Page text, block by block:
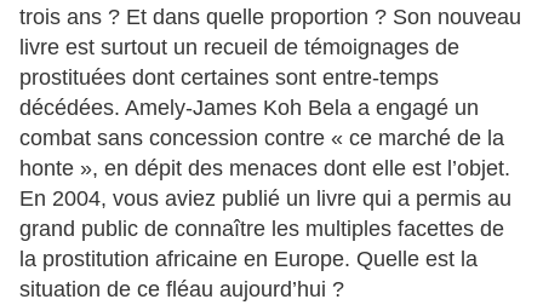
trois ans ? Et dans quelle proportion ? Son nouveau
livre est surtout un recueil de témoignages de
prostituées dont certaines sont entre-temps
décédées. Amely-James Koh Bela a engagé un
combat sans concession contre « ce marché de la
honte », en dépit des menaces dont elle est l’objet.
En 2004, vous aviez publié un livre qui a permis au
grand public de connaître les multiples facettes de
la prostitution africaine en Europe. Quelle est la
situation de ce fléau aujourd’hui ?